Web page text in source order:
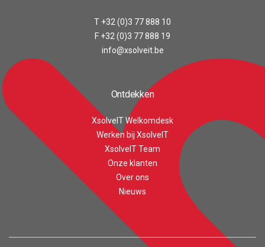
T +32 (0)3 77 888 10
F +32 (0)3 77 888 19
info@xsolveit.be
Ontdekken
XsolveIT Welkomdesk
Werken bij XsolveIT
XsolveIT Team
Onze klanten
Over ons
Nieuws
Customer reviews and experiences for
XsolveIT
100%
Recommended on
ProvenExpert.com